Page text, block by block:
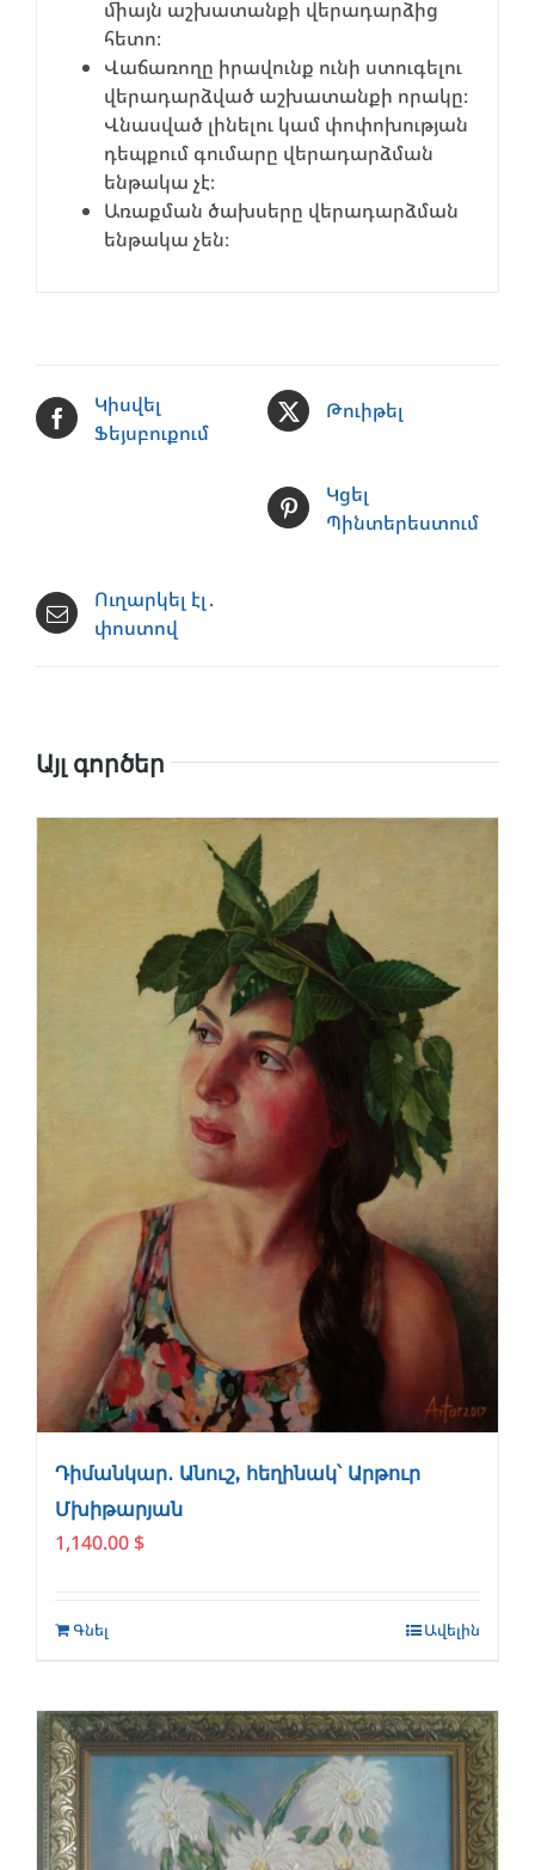
միայն աշխատանքի վերադարձից
հետո։
Վաճառողը իրավունք ունի ստուգելու
վերադարձված աշխատանքի որակը։
Վնասված լինելու կամ փոփոխության
դեպքում գումարը վերադարձման
ենթակա չէ։
Առաքման ծախսերը վերադարձման
ենթակա չեն։
Կիսվել
Ֆեյսբուքում
Թուիթել
Կցել
Պինտերեստում
Ուղարկել էլ․
փոստով
Այլ գործեր
Դիմանկար․ Անուշ, հեղինակ՝ Արթուր
Մխիթարյան
1,140.00 $
Գնել Ավելին